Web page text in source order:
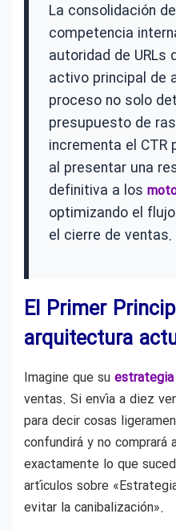
La consolidación
competencia
autoridad de URLs
activo principal de
proceso no solo
presupuesto de
incrementa el CTR
al presentar una
definitiva a los
optimizando el
el cierre de ventas.
El Primer
arquitectura
Imagine que su estrategia
ventas. Si envía a diez
para decir cosas
confundirá y no comprará
exactamente lo que
artículos sobre
evitar la canibalización».